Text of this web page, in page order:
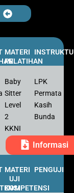
MATERI
PELATIHAN
Baby
Sitter
Level
2
KKNI
LPK
Permata
Kasih
Bunda
Informasi
MATERI
UJI
KOMPETENSI
PENGUJI